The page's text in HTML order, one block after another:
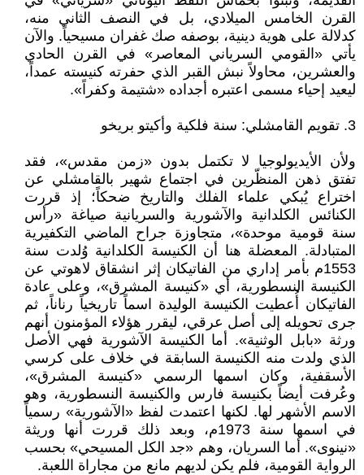
القرن الخامس الميلادي، بل في النصف الثاني منه،
كدلالة على هوية دينية، بوصفه صك غفران مسيحياً. والآن
يأتي «القومي السرياني المعاصر» في القرن الحادي
والعشرين، محاولاً نبش القبر الذي حفرته كنيسته عمداً،
ليعيد إحياء مسمى اعتبره أجداده «شتيمة وكفراً».
3. تقويم القامشلي: سنة فلكية وأكيتو بريخو
ولأن الأيديولوجيا لا تكتمل بدون «زمن مقدس»، فقد
تفتق ذهن المنظّرين في اجتماع شهير بالقامشلي عن
اختراع يُبكي علماء الفلك والتاريخ ضحكاً؛ إذ قررت
الكنائس الكلدانية والآشورية والسريانية صياغة «رأس
سنة قومية موحدة»، متجاوزة جراح الماضي التكفيرية
المتبادلة. المعضلة هنا أن الكنيسة الكلدانية وُلدت سنة
1553م بأمر إداري من الفاتيكان إثر انشقاق لاهوتي عن
الكنيسة النسطورية، أي «كنيسة المشرق»، وعلى عادة
الفاتيكان أُعطيت الكنيسة الوليدة اسماً تاريخياً رناناً، ثم
جرى تحويله إلى أصل عرقي، ليقرر هؤلاء المؤمنون أنهم
ورثة «بابل الوثنية». أما الكنيسة الآشورية فهي الأصل
الذي ولدت منه الكنيسة السابقة في خلاف على كرسي
الأسقفية، وكان اسمها الرسمي «كنيسة المشرق»،
وعُرفت أيضاً بكنيسة فارس والكنيسة النسطورية، وهو
الاسم الأشهر لها. لكنها اعتمدت لفظ «الآشورية» رسمياً
في اسمها سنة 1973م، وبعد ذلك قررت أنها وريثة
«نينوى». أما السريان، وهم «جد الكل المسيحي» بحسب
الرواية القومية، فلم يكن لديهم مانع من مجاراة اللعبة.